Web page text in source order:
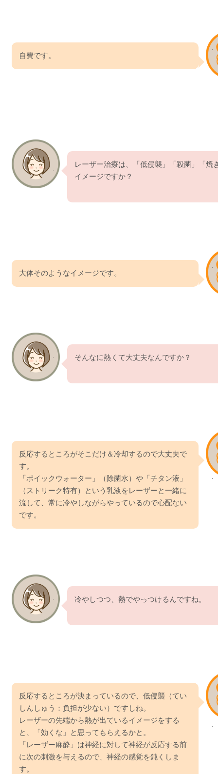
自費です。
レーザー治療は、「低侵襲」「殺菌」「焼
イメージですか？
大体そのようなイメージです。
そんなに熱くて大丈夫なんですか？
反応するところがそこだけ＆冷却するので大丈夫で
す。
「ポイックウォーター」（除菌水）や「チタン液」
（ストリーク特有）という乳液をレーザーと一緒に
流して、常に冷やしながらやっているので心配ない
です。
冷やしつつ、熱でやっつけるんですね。
反応するところが決まっているので、低侵襲（てい
しんしゅう：負担が少ない）ですしね。
レーザーの先端から熱が出ているイメージをする
と、「効くな」と思ってもらえるかと。
「レーザー麻酔」は神経に対して神経が反応する前
に次の刺激を与えるので、神経の感覚を鈍くしま
す。